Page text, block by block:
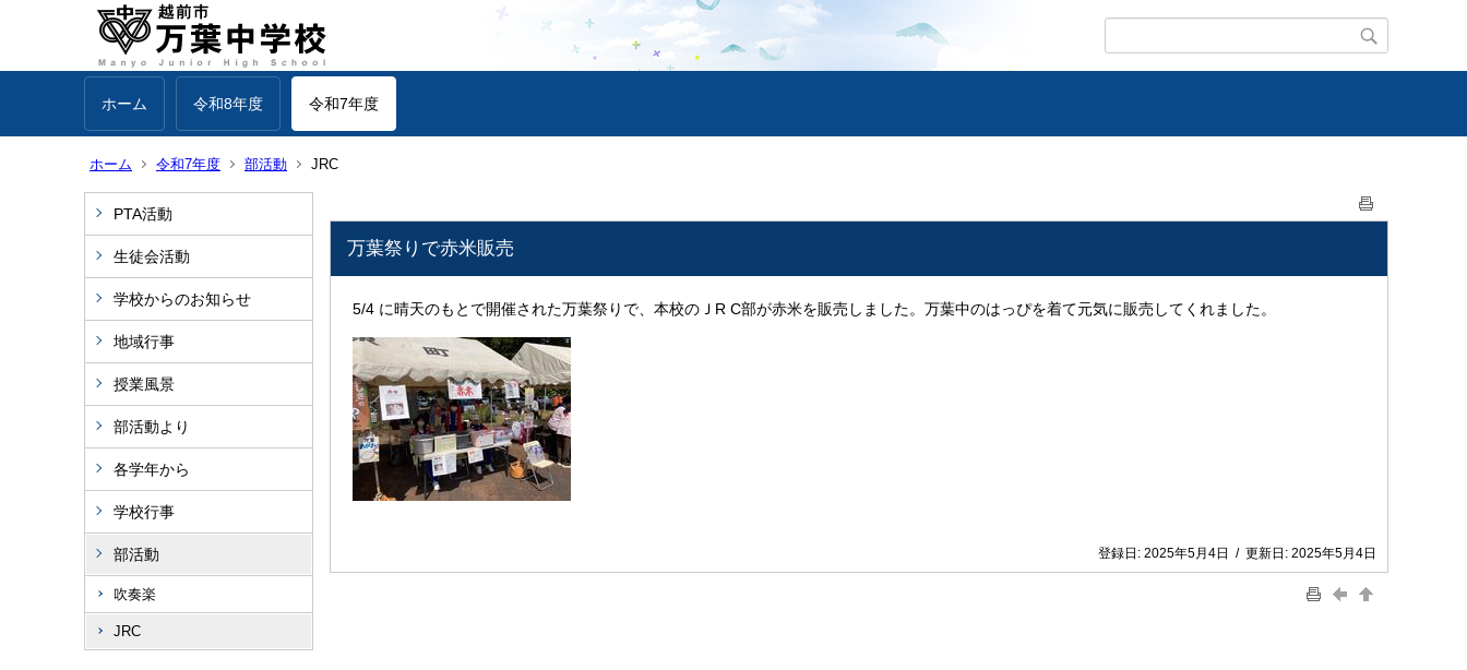
ホーム 令和8年度 令和7年度
ホーム 令和7年度 部活動 JRC
PTA活動
生徒会活動
学校からのお知らせ
地域行事
授業風景
部活動より
各学年から
学校行事
部活動
吹奏楽
JRC
万葉祭りで赤米販売
5/4 に晴天のもとで開催された万葉祭りで、本校のＪR C部が赤米を販売しました。万葉中のはっぴを着て元気に販売してくれました。
登録日: 2025年5月4日 / 更新日: 2025年5月4日